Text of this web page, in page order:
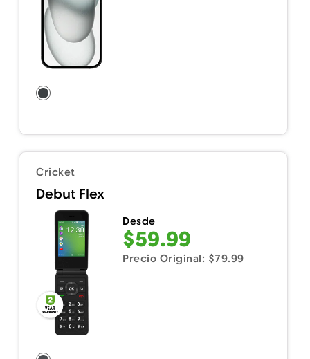
Cricket
Debut Flex
Desde
$59.99
Precio Original: $79.99